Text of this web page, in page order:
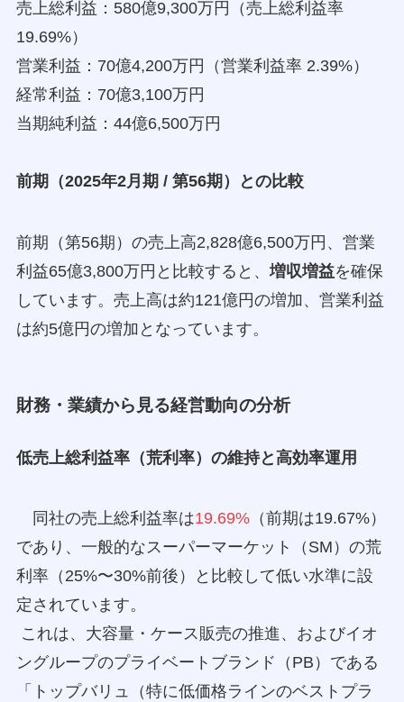
売上総利益：580億9,300万円（売上総利益率
19.69%）
営業利益：70億4,200万円（営業利益率 2.39%）
経常利益：70億3,100万円
当期純利益：44億6,500万円
前期（2025年2月期 / 第56期）との比較
前期（第56期）の売上高2,828億6,500万円、営業
利益65億3,800万円と比較すると、 増収増益を確保
しています。売上高は約121億円の増加、営業利益
は約5億円の増加となっています。
財務・業績から見る経営動向の分析
低売上総利益率（荒利率）の維持と高効率運用
同社の売上総利益率は19.69%（前期は19.67%）
であり、一般的なスーパーマーケット（SM）の荒
利率（25%〜30%前後）と比較して低い水準に設
定されています。
これは、大容量・ケース販売の推進、およびイオ
ングループのプライベートブランド（PB）である
「トップバリュ（特に低価格ラインのベストプラ